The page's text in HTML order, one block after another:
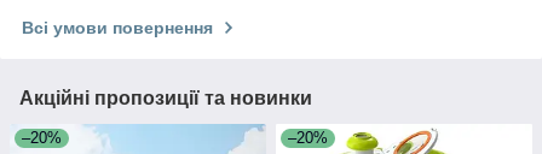
Всі умови повернення
Акційні пропозиції та новинки
–20% –20%